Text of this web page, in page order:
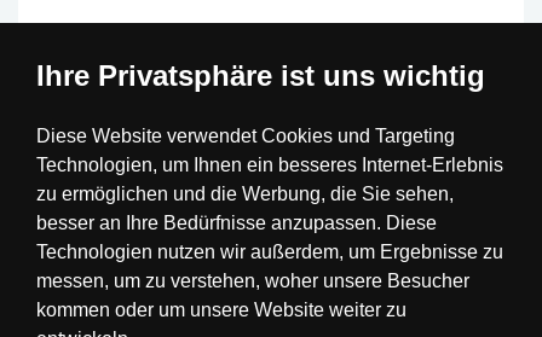
Code: 07519L
> 10 St.
UVP:22 €
20 €
inkl. MwSt.
Sie sparen -9 %
KAUFEN
Ihre Privatsphäre ist uns wichtig
Diese Website verwendet Cookies und Targeting
Technologien, um Ihnen ein besseres Internet-Erlebnis
zu ermöglichen und die Werbung, die Sie sehen,
besser an Ihre Bedürfnisse anzupassen. Diese
Technologien nutzen wir außerdem, um Ergebnisse zu
messen, um zu verstehen, woher unsere Besucher
kommen oder um unsere Website weiter zu